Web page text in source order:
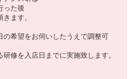
った後
ます。
の希望をお伺いしたうえで調整可
修を入店日までに実施致します。